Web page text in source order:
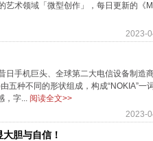
艺术领域「微型创作」，每日更新的《
2023-
日手机巨头、全球第二大电信设备制造
五种不同的形状组成，构成“NOKIA”一
，字... 阅读全文>>
2023-
胆与自信！